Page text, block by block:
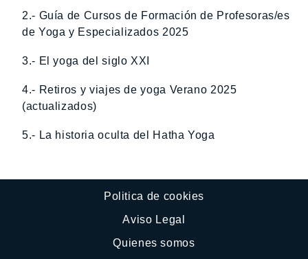
2.- Guía de Cursos de Formación de Profesoras/es
de Yoga y Especializados 2025
3.- El yoga del siglo XXI
4.- Retiros y viajes de yoga Verano 2025
(actualizados)
5.- La historia oculta del Hatha Yoga
Politica de cookies
Aviso Legal
Quienes somos